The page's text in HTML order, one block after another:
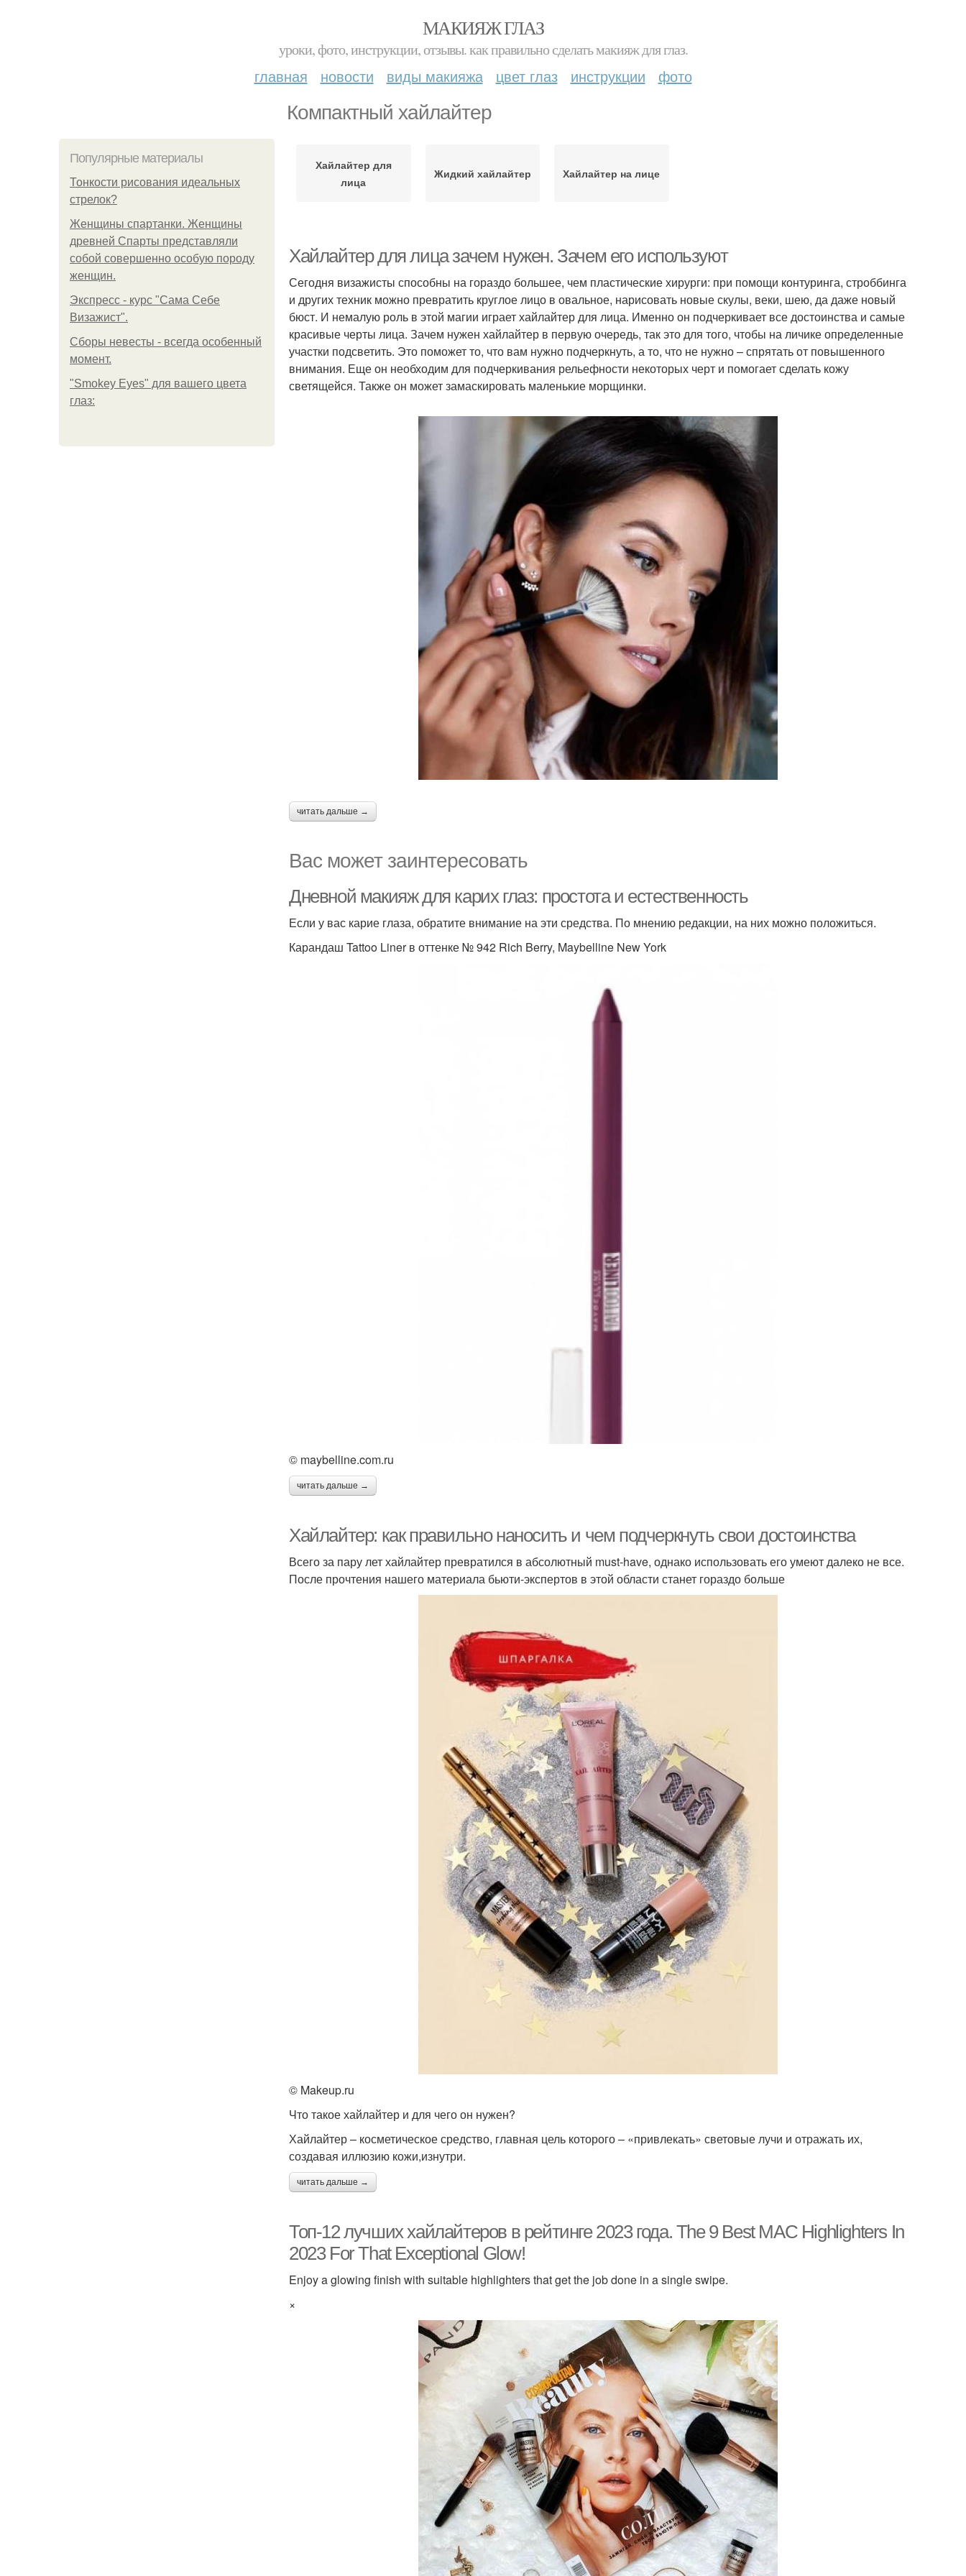
МАКИЯЖ ГЛАЗ
уроки, фото, инструкции, отзывы. как правильно сделать макияж для глаз.
главная новости виды макияжа цвет глаз инструкции фото
Компактный хайлайтер
Популярные материалы
Тонкости рисования идеальных
стрелок?
Женщины спартанки. Женщины
древней Спарты представляли
собой совершенно особую породу
женщин.
Экспресс - курс "Сама Себе
Визажист".
Сборы невесты - всегда особенный
момент.
"Smokey Eyes" для вашего цвета
глаз:
Хайлайтер для
лица
Жидкий хайлайтер Хайлайтер на лице
Хайлайтер для лица зачем нужен. Зачем его используют
Сегодня визажисты способны на гораздо большее, чем пластические хирурги: при помощи контуринга, строббинга
и других техник можно превратить круглое лицо в овальное, нарисовать новые скулы, веки, шею, да даже новый
бюст. И немалую роль в этой магии играет хайлайтер для лица. Именно он подчеркивает все достоинства и самые
красивые черты лица. Зачем нужен хайлайтер в первую очередь, так это для того, чтобы на личике определенные
участки подсветить. Это поможет то, что вам нужно подчеркнуть, а то, что не нужно – спрятать от повышенного
внимания. Еще он необходим для подчеркивания рельефности некоторых черт и помогает сделать кожу
светящейся. Также он может замаскировать маленькие морщинки.
читать дальше →
Вас может заинтересовать
Дневной макияж для карих глаз: простота и естественность
Если у вас карие глаза, обратите внимание на эти средства. По мнению редакции, на них можно положиться.
Карандаш Tattoo Liner в оттенке № 942 Rich Berry, Maybelline New York
© maybelline.com.ru
читать дальше →
Хайлайтер: как правильно наносить и чем подчеркнуть свои достоинства
Всего за пару лет хайлайтер превратился в абсолютный must-have, однако использовать его умеют далеко не все.
После прочтения нашего материала бьюти-экспертов в этой области станет гораздо больше
© Makeup.ru
Что такое хайлайтер и для чего он нужен?
Хайлайтер – косметическое средство, главная цель которого – «привлекать» световые лучи и отражать их,
создавая иллюзию кожи,изнутри.
читать дальше →
Топ-12 лучших хайлайтеров в рейтинге 2023 года. The 9 Best MAC Highlighters In
2023 For That Exceptional Glow!
Enjoy a glowing finish with suitable highlighters that get the job done in a single swipe.
×